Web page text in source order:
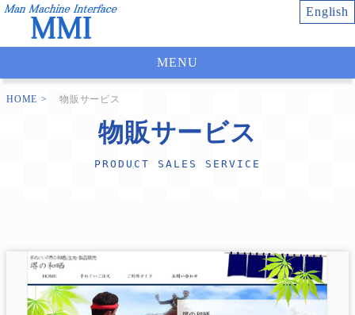
English
MENU
物販サービス
PRODUCT SALES SERVICE
HOME 物販サービス